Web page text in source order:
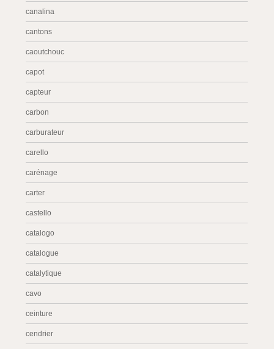
canalina
cantons
caoutchouc
capot
capteur
carbon
carburateur
carello
carénage
carter
castello
catalogo
catalogue
catalytique
cavo
ceinture
cendrier